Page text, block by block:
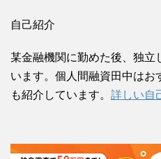
自己紹介
某金融機関に勤めた後、独立
います。個人間融資田中はお
も紹介しています。 詳しい自